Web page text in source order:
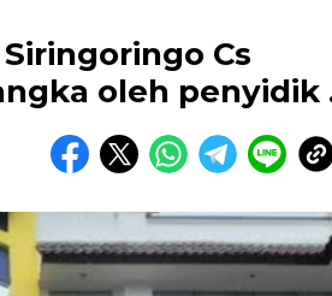
Cs
oleh penyidik